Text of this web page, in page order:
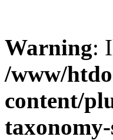
Warning:
/www/
content/